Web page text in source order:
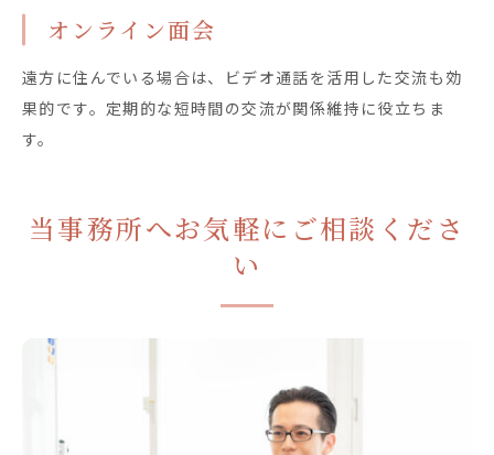
オンライン面会
遠方に住んでいる場合は、ビデオ通話を活用した交流も効
果的です。定期的な短時間の交流が関係維持に役立ちま
す。
当事務所へお気軽にご相談くださ
い